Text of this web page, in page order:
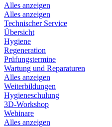
Alles anzeigen
Alles anzeigen
Technischer Service
Übersicht
Hygiene
Regeneration
Prüfungstermine
Wartung und Reparaturen
Alles anzeigen
Weiterbildungen
Hygieneschulung
3D-Workshop
Webinare
Alles anzeigen